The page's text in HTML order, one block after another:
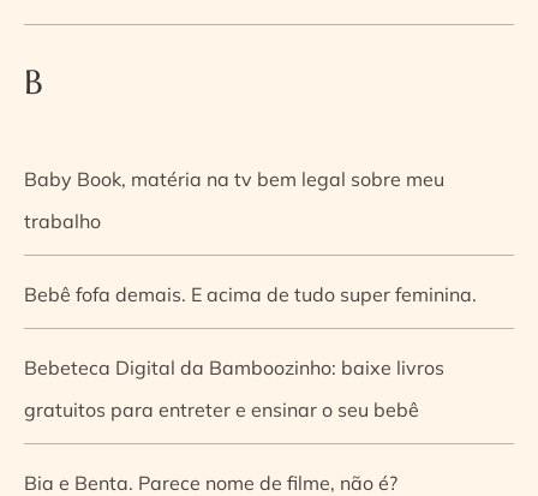
B
Baby Book, matéria na tv bem legal sobre meu
trabalho
Bebê fofa demais. E acima de tudo super feminina.
Bebeteca Digital da Bamboozinho: baixe livros
gratuitos para entreter e ensinar o seu bebê
Bia e Benta. Parece nome de filme, não é?